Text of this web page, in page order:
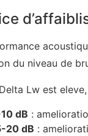
du niveau de
Lw est
dB :
20 dB :